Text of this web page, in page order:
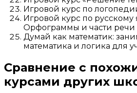
Игровой курс по
Игровой курс по русскому
Орфограммы и части речи
Думай как математик:
математика и логика для
Сравнение с
курсами других